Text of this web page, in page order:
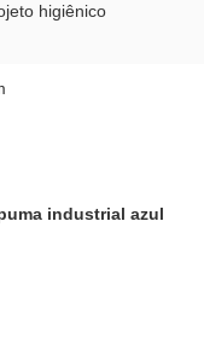
higiênico
industrial azul